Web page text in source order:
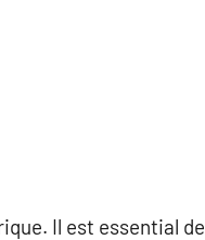
Il est essential de